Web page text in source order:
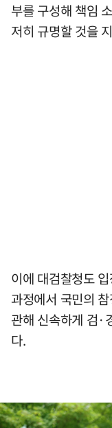
부를 구성해 책임
저히 규명할 것을
이에 대검찰청도
과정에서 국민의
관해 신속하게 검·
다.